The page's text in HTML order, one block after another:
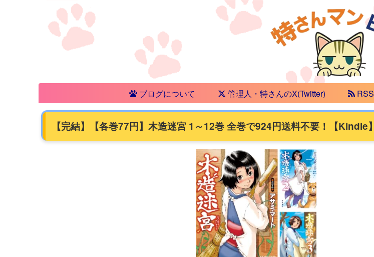
ブログについて 管理人・特さんのX(Twitter) RSS
【完結】【各巻77円】木造迷宮 1～12巻 全巻で924円送料不要！【Kindle】